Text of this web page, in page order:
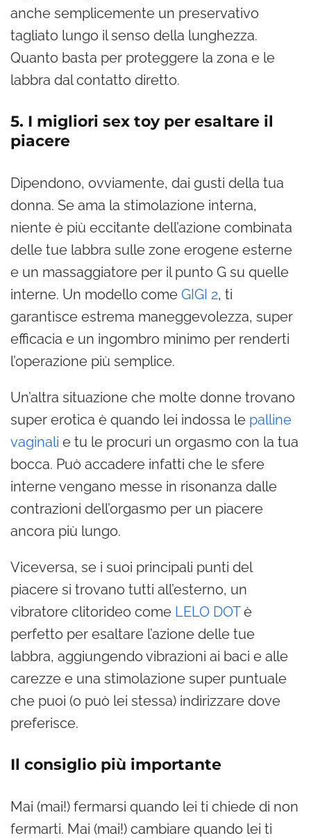
anche semplicemente un preservativo
tagliato lungo il senso della lunghezza.
Quanto basta per proteggere la zona e le
labbra dal contatto diretto.
5. I migliori sex toy per esaltare il
piacere
Dipendono, ovviamente, dai gusti della tua
donna. Se ama la stimolazione interna,
niente è più eccitante dell’azione combinata
delle tue labbra sulle zone erogene esterne
e un massaggiatore per il punto G su quelle
interne. Un modello come GIGI 2, ti
garantisce estrema maneggevolezza, super
efficacia e un ingombro minimo per renderti
l’operazione più semplice.
Un’altra situazione che molte donne trovano
super erotica è quando lei indossa le palline
vaginali e tu le procuri un orgasmo con la tua
bocca. Può accadere infatti che le sfere
interne vengano messe in risonanza dalle
contrazioni dell’orgasmo per un piacere
ancora più lungo.
Viceversa, se i suoi principali punti del
piacere si trovano tutti all’esterno, un
vibratore clitorideo come LELO DOTè
perfetto per esaltare l’azione delle tue
labbra, aggiungendo vibrazioni ai baci e alle
carezze e una stimolazione super puntuale
che puoi (o può lei stessa) indirizzare dove
preferisce.
Il consiglio più importante
Mai (mai!) fermarsi quando lei ti chiede di non
fermarti. Mai (mai!) cambiare quando lei ti